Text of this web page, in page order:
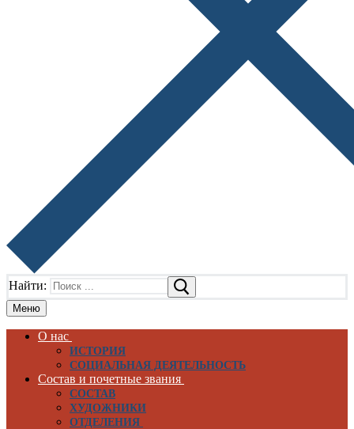
Найти:
Меню
О нас
ИСТОРИЯ
СОЦИАЛЬНАЯ ДЕЯТЕЛЬНОСТЬ
Состав и почетные звания
СОСТАВ
ХУДОЖНИКИ
ОТДЕЛЕНИЯ